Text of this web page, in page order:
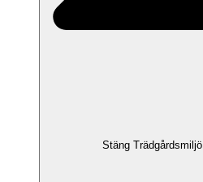
Stäng Trädgårdsmiljö